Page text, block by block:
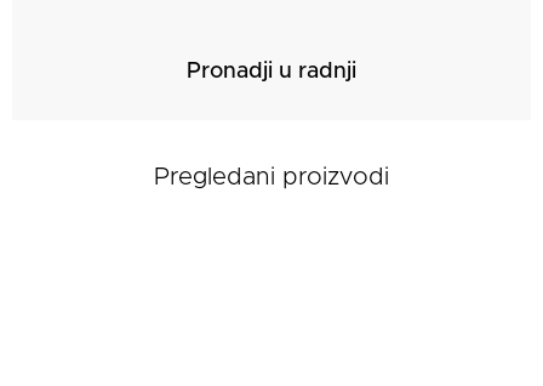
Pronadji u radnji
Pregledani proizvodi